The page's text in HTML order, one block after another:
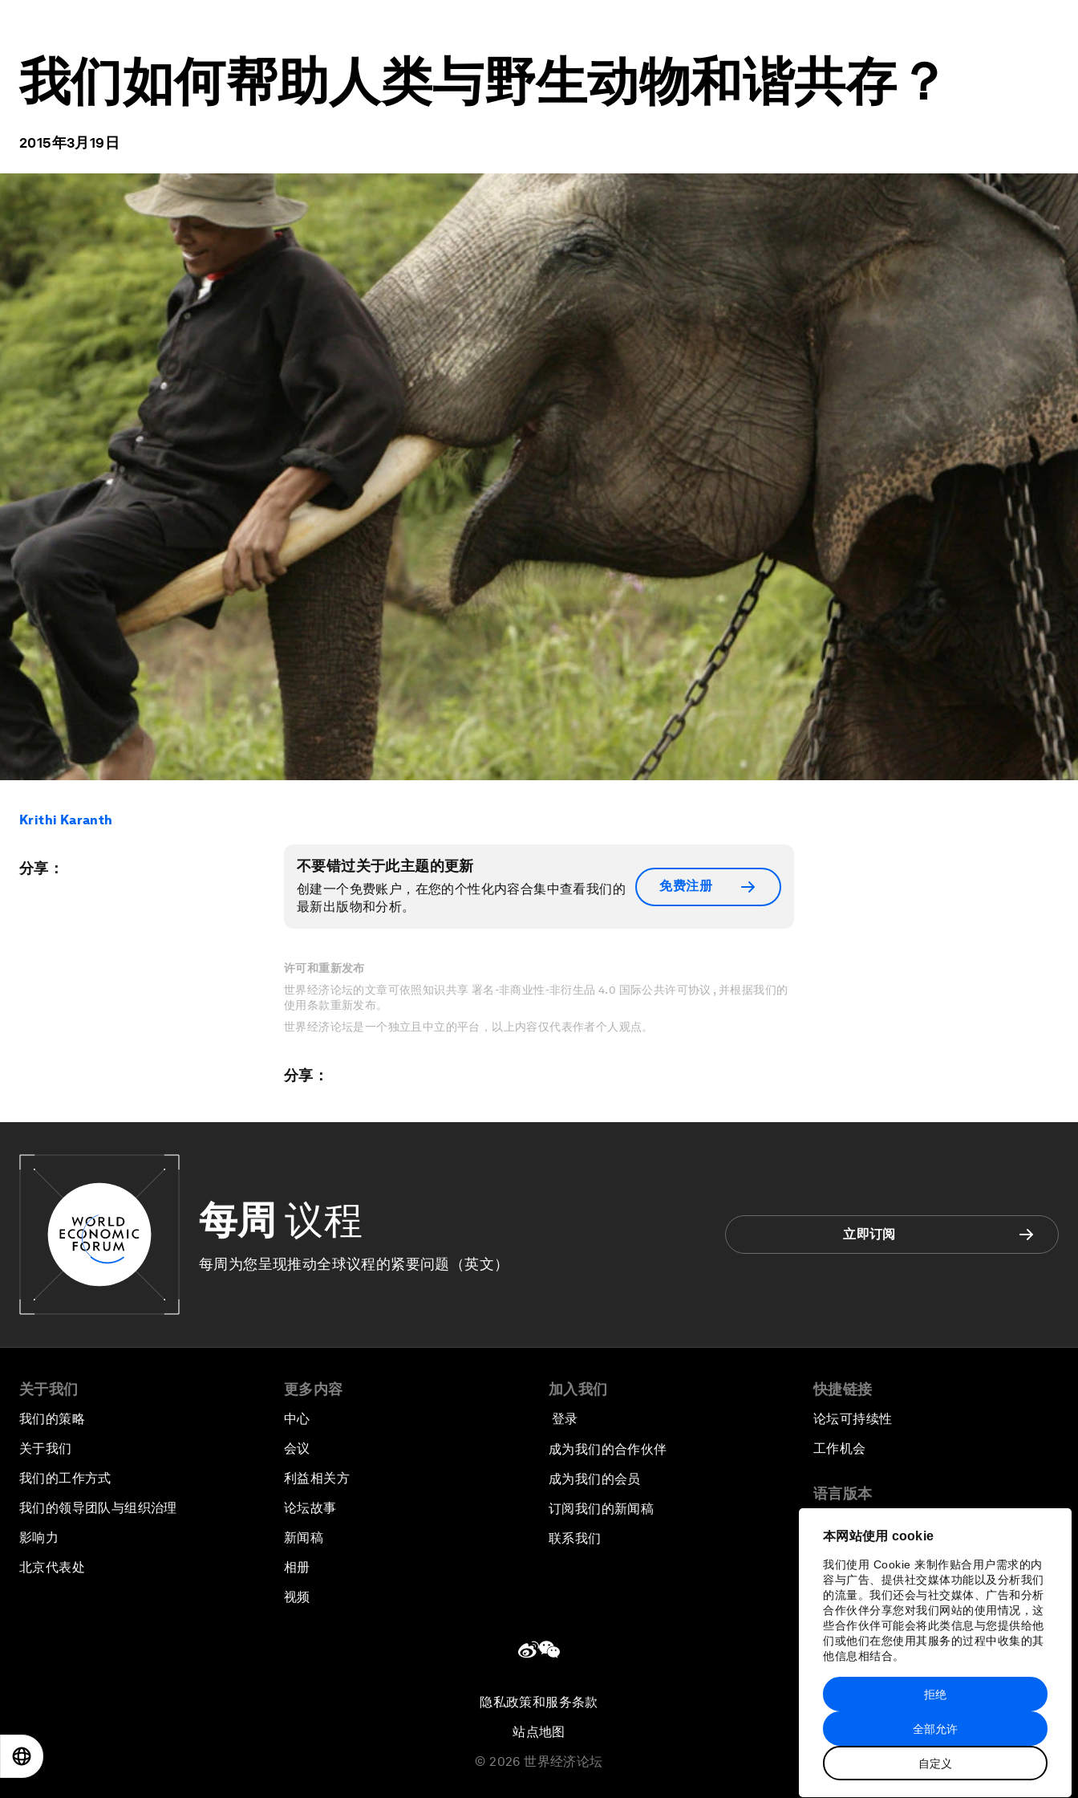
本网站使用 cookie
我们使用 Cookie 来制作贴合用户需求的内
容与广告、提供社交媒体功能以及分析我们
的流量。我们还会与社交媒体、广告和分析
合作伙伴分享您对我们网站的使用情况，这
些合作伙伴可能会将此类信息与您提供给他
们或他们在您使用其服务的过程中收集的其
他信息相结合。
全部允许
自定义
拒绝
我们如何帮助人类与野生动物和谐共存？
2015年3月19日
Krithi Karanth
分享： 不要错过关于此主题的更新
创建一个免费账户，在您的个性化内容合集中查看我们的
最新出版物和分析。
免费注册
许可和重新发布
世界经济论坛的文章可依照知识共享 署名-非商业性-非衍生品 4.0 国际公共许可协议 , 并根据我们的
使用条款重新发布。
世界经济论坛是一个独立且中立的平台，以上内容仅代表作者个人观点。
分享：
每周 议程
每周为您呈现推动全球议程的紧要问题（英文）
立即订阅
关于我们
我们的策略
关于我们
我们的工作方式
我们的领导团队与组织治理
影响力
北京代表处
更多内容
中心
会议
利益相关方
论坛故事
新闻稿
相册
视频
加入我们
登录
成为我们的合作伙伴
成为我们的会员
订阅我们的新闻稿
联系我们
快捷链接
论坛可持续性
工作机会
语言版本
隐私政策和服务条款
站点地图
© 2026 世界经济论坛